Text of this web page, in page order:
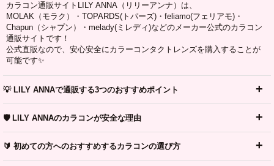
カラコン通販サイトLILY ANNA（リリーアンナ）は、
MOLAK（モラク）・TOPARDS(トパーズ)・feliamo(フェリアモ)・
Chapun（シャプン）・melady(ミレディ)などのメーカー公式のカラコン
通販サイトです！
公式直販なので、安心安全にカラーコンタクトレンズを購入することが
可能です✨
💡 LILY ANNAで通販する3つのおすすめポイント
🛡️ LILY ANNAのカラコンが安全な理由
🔰 初めての方へのおすすめするカラコンの選び方